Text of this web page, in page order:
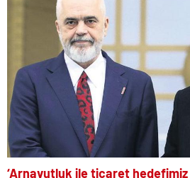
‘Arnavutluk ile ticaret hedefimiz